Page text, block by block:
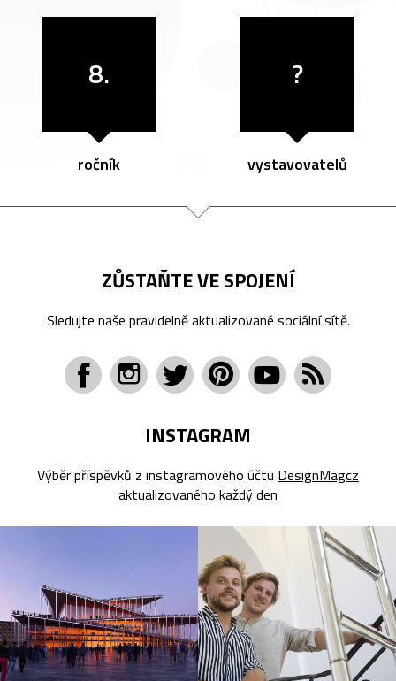
8.
ročník
?
vystavovatelů
ZŮSTAŇTE VE SPOJENÍ
Sledujte naše pravidelně aktualizované sociální sítě.
INSTAGRAM
Výběr příspěvků z instagramového účtu DesignMagcz
aktualizovaného každý den